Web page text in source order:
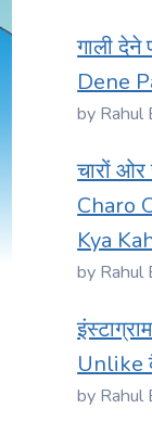
गाली देने
Dene
by Rahul
चारों
Charo
Kya
by Rahul
Unlike
by Rahul